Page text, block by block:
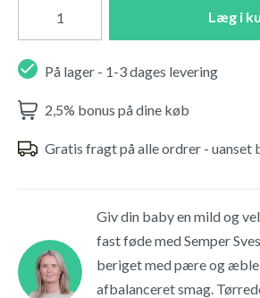
Læg i
På lager - 1-3 dages levering
2,5% bonus på dine køb
Gratis fragt på alle ordrer - uanset
Giv din baby en mild og
fast føde med Semper
beriget med pære og æble
afbalanceret smag.